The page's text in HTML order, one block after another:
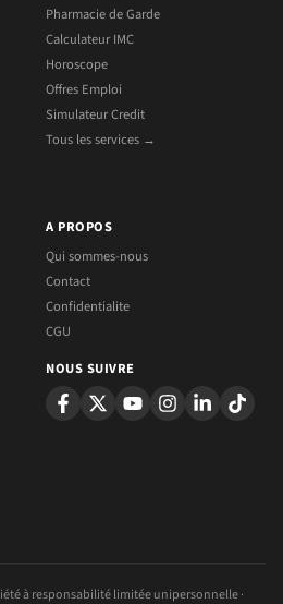
Pharmacie de Garde
Calculateur IMC
Horoscope
Offres Emploi
Simulateur Credit
Tous les services →
A PROPOS
Qui sommes-nous
Contact
Confidentialite
CGU
NOUS SUIVRE
à responsabilité limitée unipersonnelle ·